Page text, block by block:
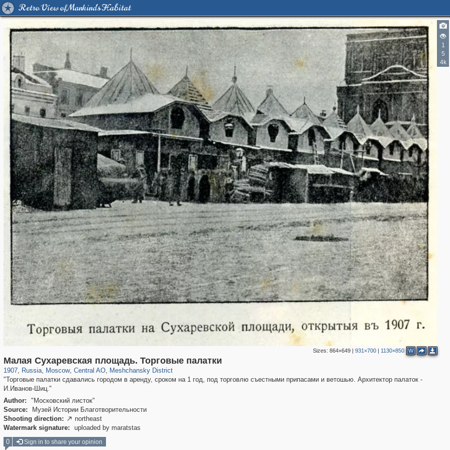
Retro View of Mankind's Habitat
1
5
4k
Sizes: 864×649| 931×700| 1130×850 W
Малая Сухаревская площадь. Торговые палатки
1907, Russia
1,406,921 29,248
, Moscow
319,861 8,286
, Central AO
160,009 5,916
, Meshchansky District
10,185 264
"Торговые палатки сдавались городом в аренду, сроком на 1 год, под торговлю съестными припасами и ветошью. Архитектор палаток -
И.Иванов-Шиц."
Author:
"Московский листок"
Source:
Музей Истории Благотворительности
Shooting direction:  northeast
Watermark signature:
uploaded by maratstas
2
0 Sign in to share your opinion